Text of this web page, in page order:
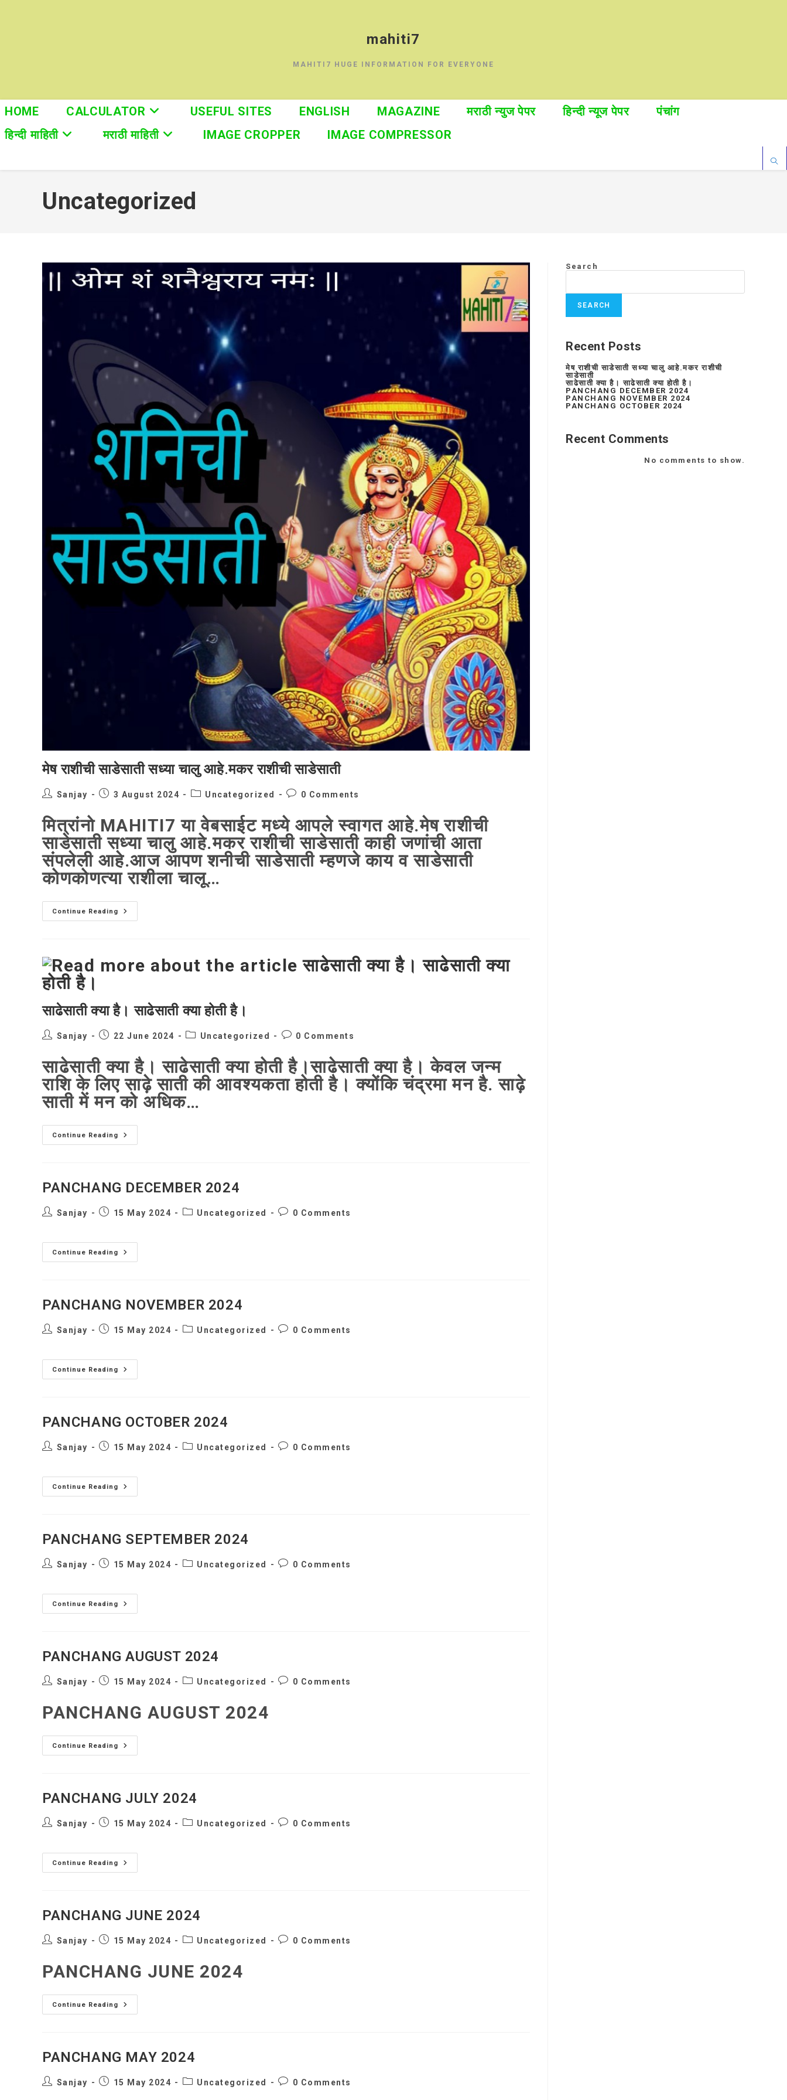
mahiti7
MAHITI7 HUGE INFORMATION FOR EVERYONE
HOME CALCULATOR USEFUL SITES ENGLISH MAGAZINE मराठी न्युज पेपर हिन्दी न्यूज पेपर
पंचांग
हिन्दी माहिती
मराठी माहिती IMAGE CROPPER IMAGE COMPRESSOR
Uncategorized
मेष राशीची साडेसाती सध्या चालु आहे.मकर राशीची साडेसाती
PostSanjay
Post3 August 2024
PostUncategorized
Post0 Comments
मित्रांनो MAHITI7 या वेबसाईट मध्ये आपले स्वागत आहे.मेष राशीची
साडेसाती सध्या चालु आहे.मकर राशीची साडेसाती काही जणांची आता
संपलेली आहे.आज आपण शनीची साडेसाती म्हणजे काय व साडेसाती
कोणकोणत्या राशीला चालू…
Continue Reading
मेष
राशीची
राशीची
साडेसाती
साढेसाती क्या है। साढेसाती क्या होती है।
PostSanjay
Post22 June 2024
PostUncategorized
Post0 Comments
साढेसाती क्या है। साढेसाती क्या होती है।साढेसाती क्या है। केवल जन्म
राशि के लिए साढ़े साती की आवश्यकता होती है। क्योंकि चंद्रमा मन है. साढ़े
साती में मन को अधिक…
Continue Reading
साढेसाती
क्या
है।
PANCHANG DECEMBER 2024
PostSanjay
Post15 May 2024
PostUncategorized
Post0 Comments
Continue Reading
PANCHANG
DECEMBER
PANCHANG NOVEMBER 2024
PostSanjay
Post15 May 2024
PostUncategorized
Post0 Comments
Continue Reading
PANCHANG
NOVEMBER
PANCHANG OCTOBER 2024
PostSanjay
Post15 May 2024
PostUncategorized
Post0 Comments
Continue Reading
PANCHANG
OCTOBER
PANCHANG SEPTEMBER 2024
PostSanjay
Post15 May 2024
PostUncategorized
Post0 Comments
Continue Reading
PANCHANG
SEPTEMBER
PANCHANG AUGUST 2024
PostSanjay
Post15 May 2024
PostUncategorized
Post0 Comments
PANCHANG AUGUST 2024
Continue Reading
PANCHANG
AUGUST
PANCHANG JULY 2024
PostSanjay
Post15 May 2024
PostUncategorized
Post0 Comments
Continue Reading
PANCHANG
JULY
PANCHANG JUNE 2024
PostSanjay
Post15 May 2024
PostUncategorized
Post0 Comments
PANCHANG JUNE 2024
Continue Reading
PANCHANG
JUNE
PANCHANG MAY 2024
PostSanjay
Post15 May 2024
PostUncategorized
Post0 Comments
Search
SEARCH
Recent Posts
मेष राशीची साडेसाती सध्या चालु आहे.मकर राशीची
साडेसाती
साढेसाती क्या है। साढेसाती क्या होती है।
PANCHANG DECEMBER 2024
PANCHANG NOVEMBER 2024
PANCHANG OCTOBER 2024
Recent Comments
No comments to show.